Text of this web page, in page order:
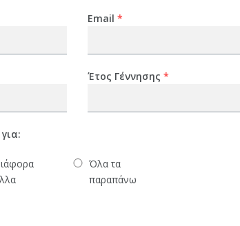
Email *
Έτος Γέννησης *
Όλα τα
παραπάνω